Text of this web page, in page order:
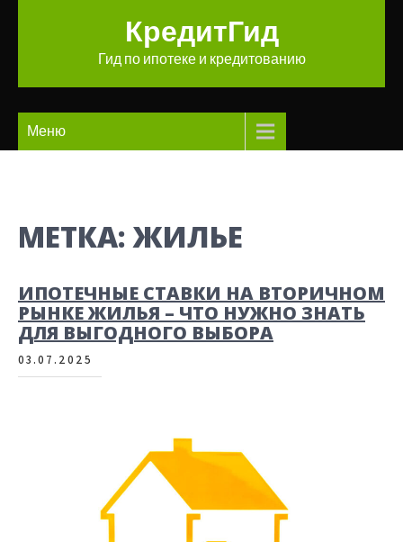
КредитГид
Гид по ипотеке и кредитованию
Меню
МЕТКА:ЖИЛЬЕ
ИПОТЕЧНЫЕ СТАВКИ НА ВТОРИЧНОМ
РЫНКЕ ЖИЛЬЯ – ЧТО НУЖНО ЗНАТЬ
ДЛЯ ВЫГОДНОГО ВЫБОРА
03.07.2025